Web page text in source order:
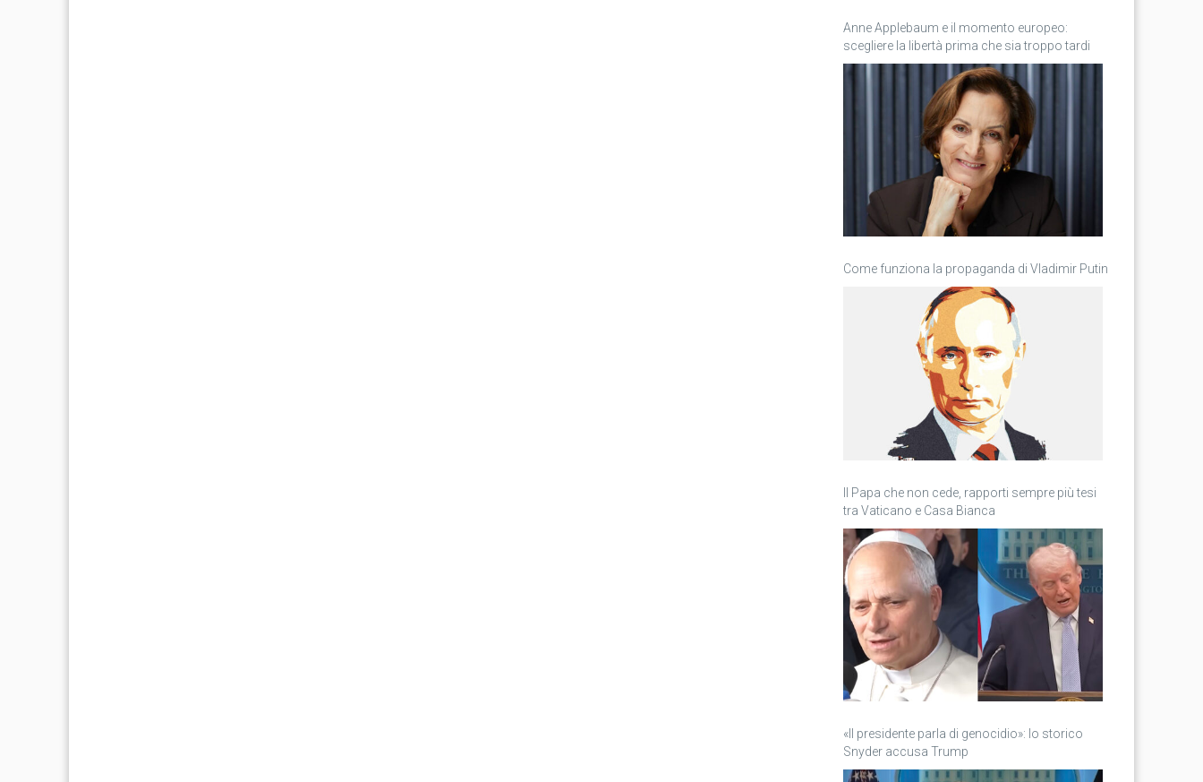
Anne Applebaum e il momento europeo:
scegliere la libertà prima che sia troppo tardi
Come funziona la propaganda di Vladimir Putin
Il Papa che non cede, rapporti sempre più tesi
tra Vaticano e Casa Bianca
«Il presidente parla di genocidio»: lo storico
Snyder accusa Trump